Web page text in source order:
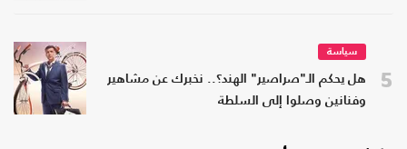
5
سياسة
هل يحكم الـ"صراصير" الهند؟.. نخبرك عن مشاهير
وفنانين وصلوا إلى السلطة